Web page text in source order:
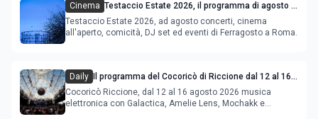
Cinema Testaccio Estate 2026, il programma di agosto e
Ferragosto
Testaccio Estate 2026, ad agosto concerti, cinema
all'aperto, comicità, DJ set ed eventi di Ferragosto a Roma.
Daily
Il programma del Cocoricò di Riccione dal 12 al 16
agosto 2026
Cocoricò Riccione, dal 12 al 16 agosto 2026 musica
elettronica con Galactica, Amelie Lens, Mochakk e